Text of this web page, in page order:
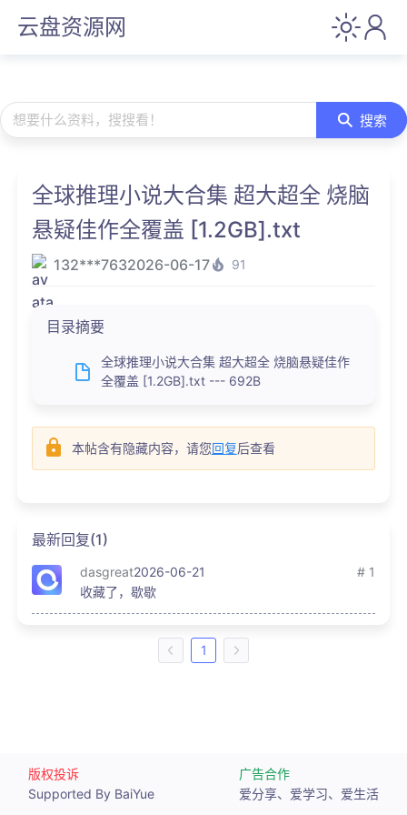
云盘资源网
想要什么资料，搜搜看！ 搜索
全球推理小说大合集 超大超全 烧脑
悬疑佳作全覆盖 [1.2GB].txt
132***7632026-06-17 91
目录摘要
全球推理小说大合集 超大超全 烧脑悬疑佳作
全覆盖 [1.2GB].txt --- 692B
本帖含有隐藏内容，请您回复后查看
最新回复(1)
dasgreat2026-06-21
# 1
收藏了，歇歇
1
版权投诉
Supported By BaiYue
广告合作
爱分享、爱学习、爱生活